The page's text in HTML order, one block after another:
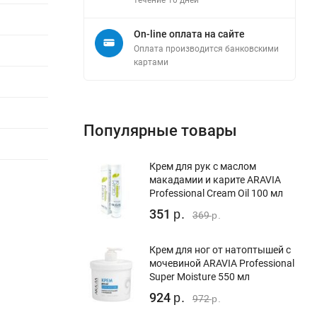
On-line оплата на сайте
Оплата производится банковскими
картами
Популярные товары
Крем для рук с маслом
макадамии и карите ARAVIA
Professional Cream Oil 100 мл
351 р. 369р.
Крем для ног от натоптышей с
мочевиной ARAVIA Professional
Super Moisture 550 мл
924 р. 972р.